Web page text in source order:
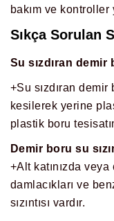
bakım ve kontroller
Sıkça Sorulan
Su sızdıran
+Su sızdıran demir
kesilerek yerine
plastik boru
Demir boru su
+Alt katınızda
damlacıkları ve
sızıntısı vardır.